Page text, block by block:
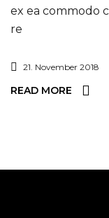
ex ea commodo
re
21. November 2018
READ MORE